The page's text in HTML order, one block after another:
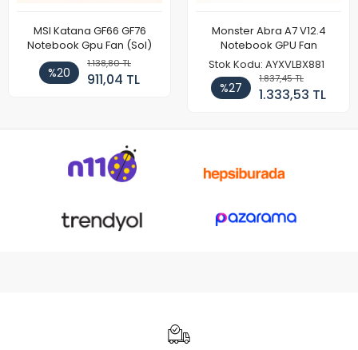
MSI Katana GF66 GF76
Notebook Gpu Fan (Sol)
%20
1.138,80 TL
911,04 TL
Monster Abra A7 V12.4
Notebook GPU Fan
Stok Kodu: AYXVLBX881
%27
1.837,45 TL
1.333,53 TL